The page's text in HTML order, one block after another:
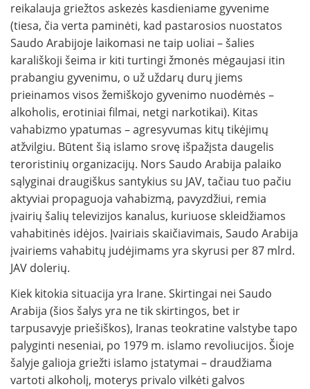
reikalauja griežtos askezės kasdieniame gyvenime
(tiesa, čia verta paminėti, kad pastarosios nuostatos
Saudo Arabijoje laikomasi ne taip uoliai – šalies
karališkoji šeima ir kiti turtingi žmonės mėgaujasi itin
prabangiu gyvenimu, o už uždarų durų jiems
prieinamos visos žemiškojo gyvenimo nuodėmės –
alkoholis, erotiniai filmai, netgi narkotikai). Kitas
vahabizmo ypatumas – agresyvumas kitų tikėjimų
atžvilgiu. Būtent šią islamo srovę išpažįsta daugelis
teroristinių organizacijų. Nors Saudo Arabija palaiko
sąlyginai draugiškus santykius su JAV, tačiau tuo pačiu
aktyviai propaguoja vahabizmą, pavyzdžiui, remia
įvairių šalių televizijos kanalus, kuriuose skleidžiamos
vahabitinės idėjos. Įvairiais skaičiavimais, Saudo Arabija
įvairiems vahabitų judėjimams yra skyrusi per 87 mlrd.
JAV dolerių.
Kiek kitokia situacija yra Irane. Skirtingai nei Saudo
Arabija (šios šalys yra ne tik skirtingos, bet ir
tarpusavyje priešiškos), Iranas teokratine valstybe tapo
palyginti neseniai, po 1979 m. islamo revoliucijos. Šioje
šalyje galioja griežti islamo įstatymai – draudžiama
vartoti alkoholį, moterys privalo vilkėti galvos